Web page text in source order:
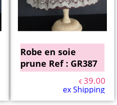
Robe en soie
prune Ref : GR387
€39.00
ex Shipping